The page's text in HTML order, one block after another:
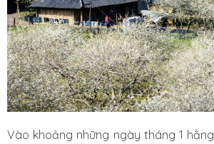
Vào khoảng những ngày tháng 1